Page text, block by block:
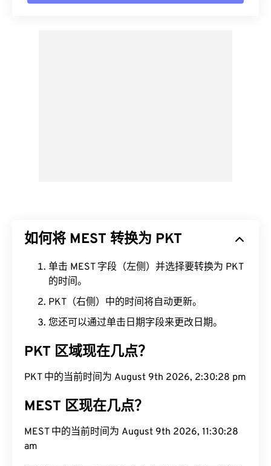
如何将 MEST 转换为 PKT
单击 MEST 字段（左侧）并选择要转换为 PKT
的时间。
PKT（右侧）中的时间将自动更新。
您还可以通过单击日期字段来更改日期。
PKT 区域现在几点？
PKT 中的当前时间为 August 9th 2026, 2:30:29 pm
MEST 区现在几点？
MEST 中的当前时间为 August 9th 2026, 11:30:29
am